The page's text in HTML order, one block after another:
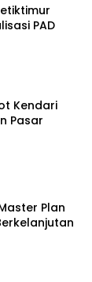
PAD
Kendari
Pasar
Plan